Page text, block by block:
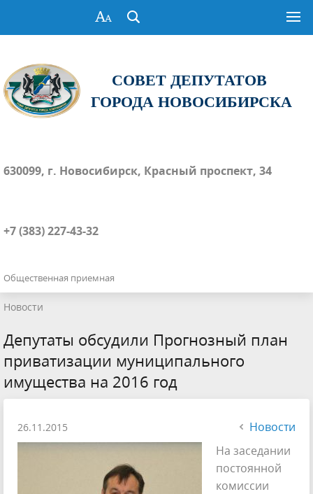
СОВЕТ ДЕПУТАТОВ
ГОРОДА НОВОСИБИРСКА
630099, г. Новосибирск, Красный проспект, 34
+7 (383) 227-43-32
Общественная приемная
Новости
Депутаты обсудили Прогнозный план
приватизации муниципального
имущества на 2016 год
26.11.2015
Новости
На заседании
постоянной
комиссии